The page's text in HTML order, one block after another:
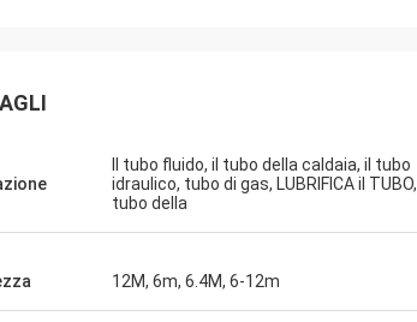
Il tubo fluido, il tubo della caldaia, il tubo
idraulico, tubo di gas, LUBRIFICA il TUBO,
tubo della
12M, 6m, 6.4M, 6-12m